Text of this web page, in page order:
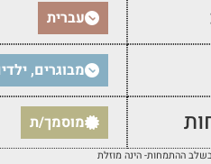
עברית
מבוגרים,
מוסמך/ת
ההתמחות- הינה מוזלת